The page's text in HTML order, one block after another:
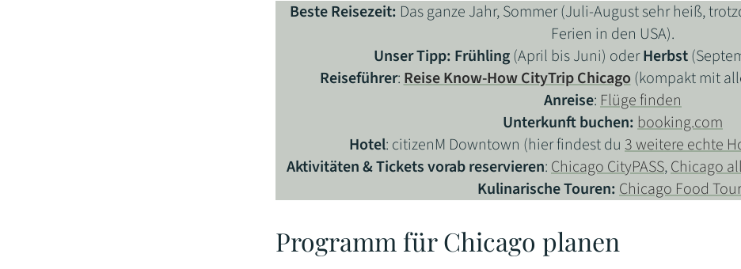
Beste Reisezeit: Das ganze Jahr, Sommer (Juli-August sehr heiß,
Ferien in den USA).
Unser Tipp: Frühling(April bis Juni) oderHerbst
Reiseführer:Reise Know-How CityTrip Chicago (kompakt mit
Anreise:Flüge finden
Unterkunft buchen:booking.com
Hotel: citizenM Downtown (hier findest du 3 weitere echte
Aktivitäten & Tickets vorab reservieren:Chicago CityPASS,Chicago
Kulinarische Touren:Chicago Food
Programm für Chicago planen